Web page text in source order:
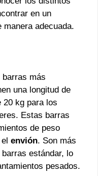
en un
adecuada.
barras más
una longitud de
20 kg para los
Estas barras
de peso
envión. Son más
estándar, lo
pesados.